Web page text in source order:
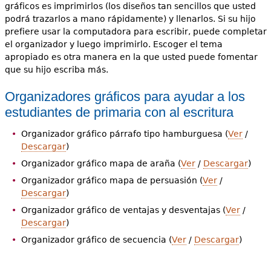
gráficos es imprimirlos (los diseños tan sencillos que usted
podrá trazarlos a mano rápidamente) y llenarlos. Si su hijo
prefiere usar la computadora para escribir, puede completar
el organizador y luego imprimirlo. Escoger el tema
apropiado es otra manera en la que usted puede fomentar
que su hijo escriba más.
Organizadores gráficos para ayudar a los
estudiantes de primaria con al escritura
Organizador gráfico párrafo tipo hamburguesa (Ver/
Descargar)
Organizador gráfico mapa de araña (Ver/ Descargar)
Organizador gráfico mapa de persuasión (Ver/
Descargar)
Organizador gráfico de ventajas y desventajas (Ver/
Descargar)
Organizador gráfico de secuencia (Ver/ Descargar)